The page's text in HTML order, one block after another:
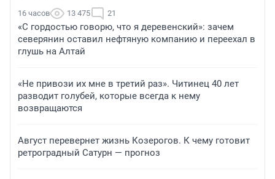
16 часов 13 475 21
«С гордостью говорю, что я деревенский»: зачем
северянин оставил нефтяную компанию и переехал в
глушь на Алтай
«Не привози их мне в третий раз». Читинец 40 лет
разводит голубей, которые всегда к нему
возвращаются
Август перевернет жизнь Козерогов. К чему готовит
ретроградный Сатурн — прогноз